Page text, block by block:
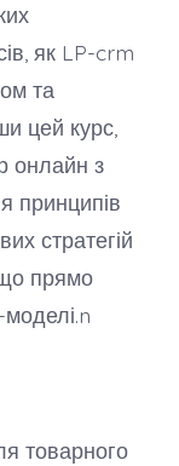
як LP-crm
та
цей курс,
онлайн з
принципів
стратегій
що прямо
товарного